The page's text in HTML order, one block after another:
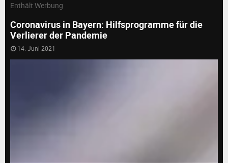
A
Enthält Werbung
Coronavirus in Bayern: Hilfsprogramme für die
Verlierer der Pandemie
14. Juni 2021